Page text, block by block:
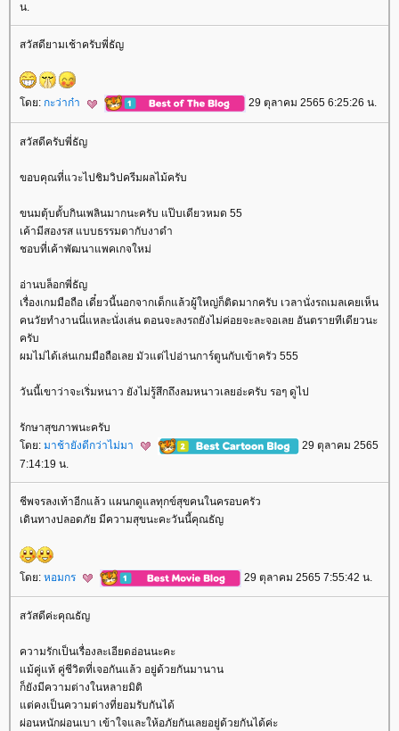
น.
สวัสดียามเช้าครับพี่ธัญ
ดย: กะว่าก๋า 29 ตุลาคม 2565 6:25:26 น.
สวัสดีครับพี่ธัญ
ขอบคุณที่แวะไปชิมวิปครีมผลไม้ครับ
ขนมตุ้บตั้บกินเพลินมากนะครับ แป๊บเดียวหมด 55
เค้ามีสองรส แบบธรรมดากับงาดำ
ชอบที่เค้าพัฒนาแพคเกจใหม่
อ่านบล็อกพี่ธัญ
เรื่องเกมมือถือ เดี๋ยวนี้นอกจากเด็กแล้วผู้ใหญ่ก็ติดมากครับ เวลานั่งรถเมลเคยเห็น
คนวัยทำงานนี่แหละนั่งเล่น ตอนจะลงรถยังไม่ค่อยจะละจอเลย อันตรายทีเดียวนะ
ครับ
ผมไม่ได้เล่นเกมมือถือเลย มัวแต่ไปอ่านการ์ตูนกับเข้าครัว 555
วันนี้เขาว่าจะเริ่มหนาว ยังไม่รู้สึกถึงลมหนาวเลยอ่ะครับ รอๆ ดูไป
รักษาสุขภาพนะครับ
ดย: มาช้ายังดีกว่าไม่มา
29 ตุลาคม 2565
7:14:19 น.
ชีพจรลงเท้าอีกแล้ว แผนกดูแลทุกข์สุขคนในครอบครัว
เดินทางปลอดภัย มีความสุขนะคะวันนี้คุณธัญ
ดย: หอมกร 29 ตุลาคม 2565 7:55:42 น.
สวัสดีค่ะคุณธัญ
ความรักเป็นเรื่องละเอียดอ่อนนะคะ
ม้คู่แท้ คู่ชีวิตที่เจอกันแล้ว อยู่ด้วยกันมานาน
ก็ยังมีความต่างในหลายมิติ
ต่คงเป็นความต่างที่ยอมรับกันได้
ผ่อนหนักผ่อนเบา เข้าใจและให้อภัยกันเลยอยู่ด้วยกันได้ค่ะ